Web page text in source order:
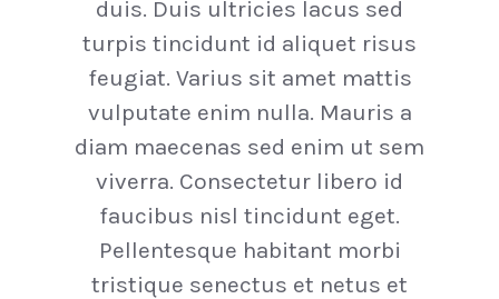
duis. Duis ultricies lacus sed
turpis tincidunt id aliquet risus
feugiat. Varius sit amet mattis
vulputate enim nulla. Mauris a
diam maecenas sed enim ut sem
viverra. Consectetur libero id
faucibus nisl tincidunt eget.
Pellentesque habitant morbi
tristique senectus et netus et